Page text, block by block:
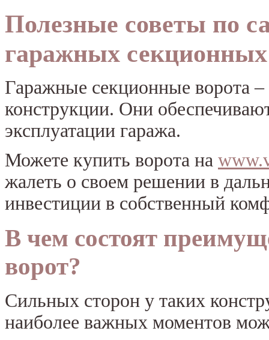
Полезные советы по
гаражных
Гаражные секционные ворота
конструкции. Они
эксплуатации гаража.
Можете купить ворота на
жалеть о своем решении в
инвестиции в собственный
В чем состоят
ворот?
Сильных сторон у таких
наиболее важных моментов